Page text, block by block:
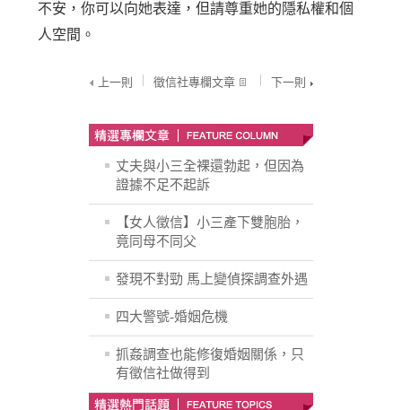
不安，你可以向她表達，但請尊重她的隱私權和個
人空間。
上一則 徵信社專欄文章 下一則
丈夫與小三全裸還勃起，但因為
證據不足不起訴
【女人徵信】小三產下雙胞胎，
竟同母不同父
發現不對勁 馬上變偵探調查外遇
四大警號-婚姻危機
抓姦調查也能修復婚姻關係，只
有徵信社做得到